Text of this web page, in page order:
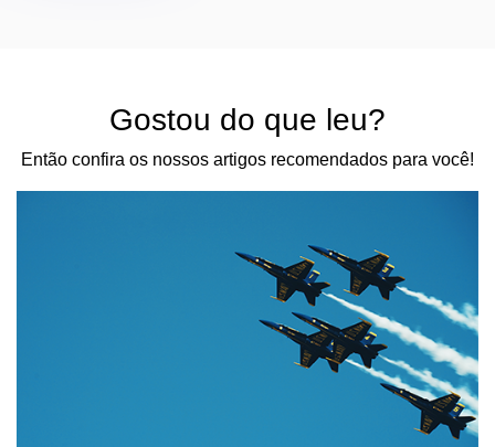
Gostou do que leu?
Então confira os nossos artigos recomendados para você!